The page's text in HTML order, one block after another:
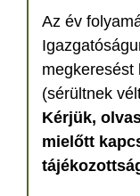
Az év
megkeresést
(sérültnek
Kérjük,
mielőtt